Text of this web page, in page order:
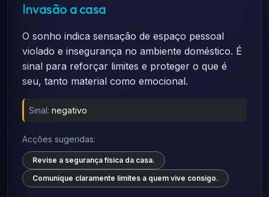
Invasão a casa
O sonho indica sensação de espaço pessoal
violado e insegurança no ambiente doméstico. É
sinal para reforçar limites e proteger o que é
seu, tanto material como emocional.
Sinal: negativo
Acções sugeridas:
Revise a segurança física da casa.
Comunique claramente limites a quem vive consigo.